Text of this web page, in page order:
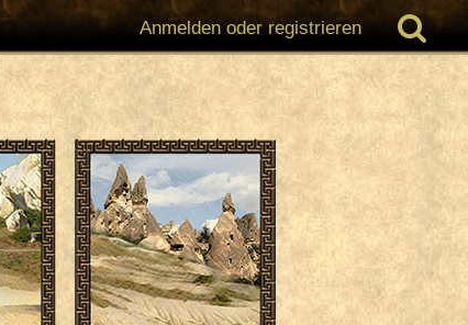
Anmelden oder registrieren